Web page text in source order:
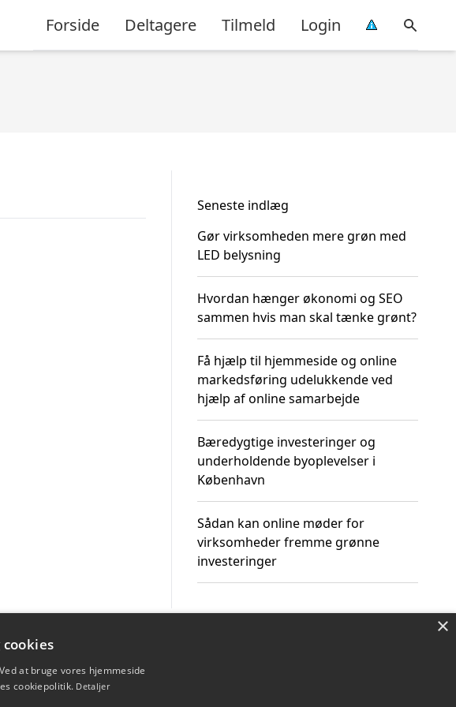
Forside Deltagere Tilmeld Login
Seneste indlæg
Gør virksomheden mere grøn med
LED belysning
Hvordan hænger økonomi og SEO
sammen hvis man skal tænke grønt?
Få hjælp til hjemmeside og online
markedsføring udelukkende ved
hjælp af online samarbejde
Bæredygtige investeringer og
underholdende byoplevelser i
København
Sådan kan online møder for
virksomheder fremme grønne
investeringer
×
at bruge vores hjemmeside
cookiepolitik. Detaljer